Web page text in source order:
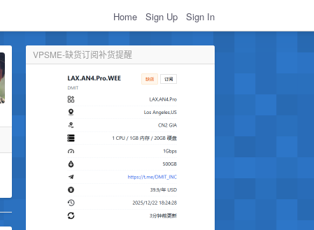
Home Sign Up Sign In
VPSME-缺货订阅补货提醒